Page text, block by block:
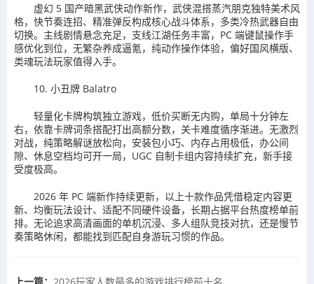
虚幻 5 国产暗黑武侠动作新作，武侠混搭蒸汽朋克独特美术风
格，快节奏连招、精准弹反构成核心战斗体系，多类冷热武器自由
切换。主线剧情悬念充足，支线江湖任务丰富，PC 端键鼠操作手
感优化到位，无繁杂养成逼氪，纯动作操作体验，偏好国风横版、
类魂玩法玩家值得入手。
10. 小丑牌 Balatro
轻量化卡牌构筑独立游戏，低价买断无内购，单局十分钟左
右，依靠卡牌词条搭配打出高额分数，关卡难度循序渐进。无激烈
对战，纯策略解谜放松向，安装包小巧、内存占用极低，办公间
隙、休息空档均可开一局，UGC 自制卡组内容持续扩充，新手接
受度极高。
2026 年 PC 端新作持续更新，以上十款作品凭借稳定内容更
新、均衡玩法设计、适配不同硬件设备，长期占据平台热度榜单前
排。无论追求高清画面的单机沉浸、多人组队竞技对抗，还是慢节
奏策略休闲，都能找到匹配自身游玩习惯的作品。
上一篇： 2026玩家人数最多的游戏排行榜前十名